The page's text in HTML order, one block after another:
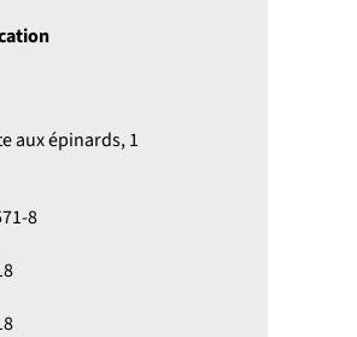
aux épinards, 1
8